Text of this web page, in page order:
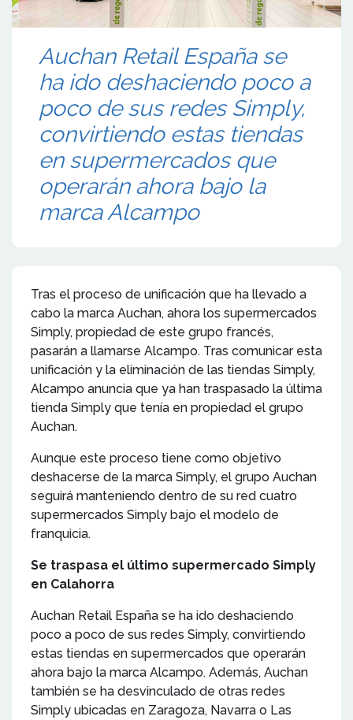
Auchan Retail España se
ha ido deshaciendo poco a
poco de sus redes Simply,
convirtiendo estas tiendas
en supermercados que
operarán ahora bajo la
marca Alcampo
Tras el proceso de unificación que ha llevado a
cabo la marca Auchan, ahora los supermercados
Simply, propiedad de este grupo francés,
pasarán a llamarse Alcampo. Tras comunicar esta
unificación y la eliminación de las tiendas Simply,
Alcampo anuncia que ya han traspasado la última
tienda Simply que tenía en propiedad el grupo
Auchan.
Aunque este proceso tiene como objetivo
deshacerse de la marca Simply, el grupo Auchan
seguirá manteniendo dentro de su red cuatro
supermercados Simply bajo el modelo de
franquicia.
Se traspasa el último supermercado Simply
en Calahorra
Auchan Retail España se ha ido deshaciendo
poco a poco de sus redes Simply, convirtiendo
estas tiendas en supermercados que operarán
ahora bajo la marca Alcampo. Además, Auchan
también se ha desvinculado de otras redes
Simply ubicadas en Zaragoza, Navarra o Las